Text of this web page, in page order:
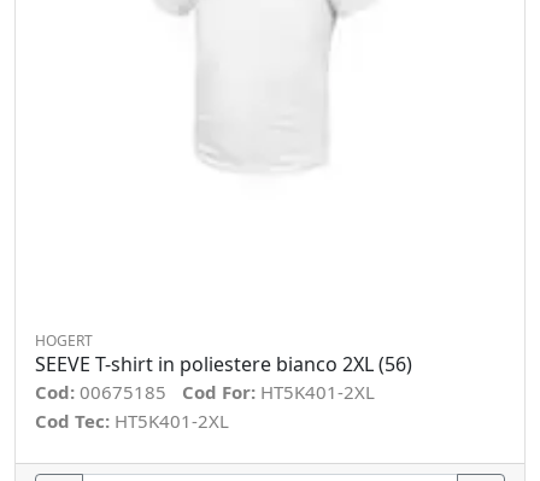
HOGERT
SEEVE T-shirt in poliestere bianco 2XL (56)
Cod: 00675185 Cod For: HT5K401-2XL
Cod Tec: HT5K401-2XL